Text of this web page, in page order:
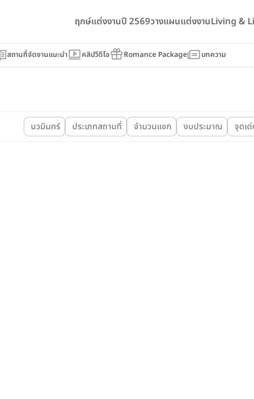
ฤกษ์แต่งงานปี 2569วางแผนแต่งงานLiving &
สถานที่จัดงานแนะนำ คลิปวีดีโอ Romance Package บทความ
นวมินทร์ ประเภทสถานที่ จำนวนแขก งบประมาณ จุดเ